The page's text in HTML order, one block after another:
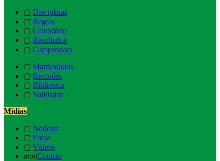
▢ Disciplinas
▢ Regras
▢ Calendário
▢ Resultados
▢ Campeonato
▢ Matriculados
▢ Recordes
▢ Biblioteca
▢ Validador
Mídias
▢ Notícias
▢ Fotos
▢ Vídeos
mailContato